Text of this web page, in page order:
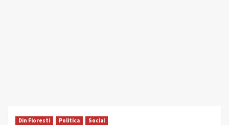
Din Floresti Politica Social